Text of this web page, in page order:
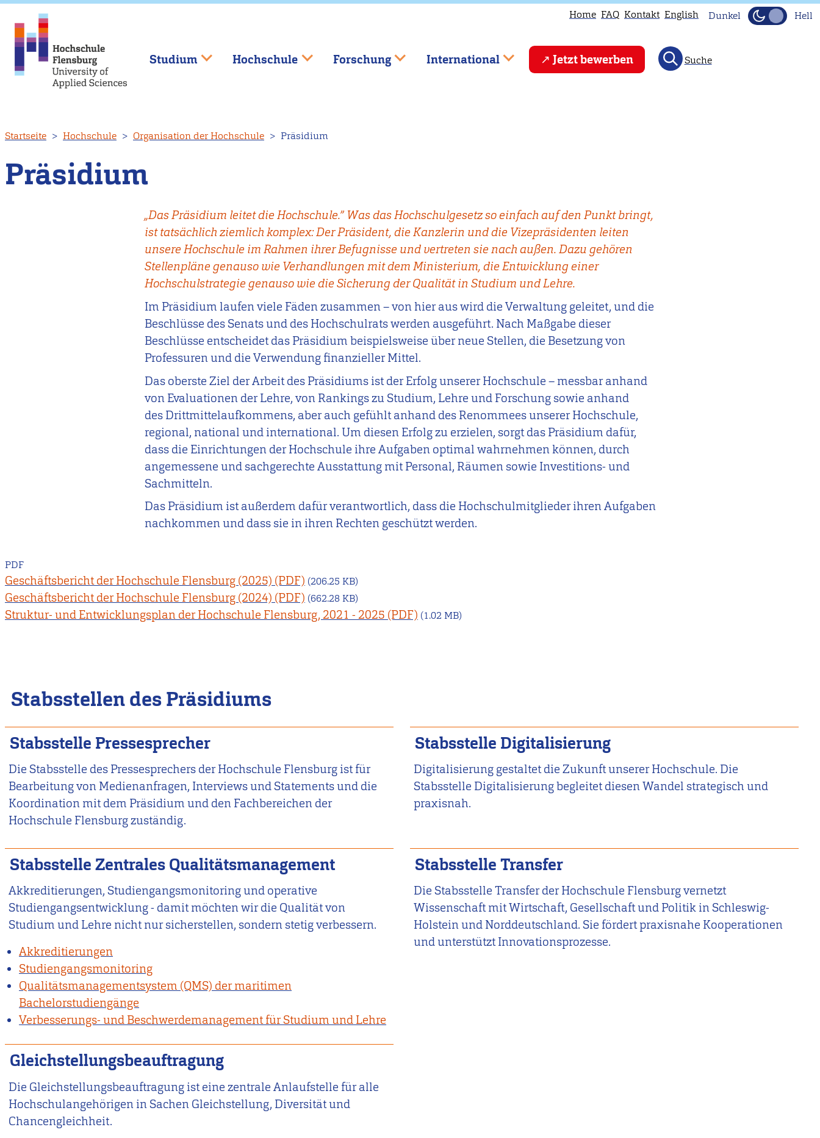
zum
Inhalt
Home FAQ Kontakt English Dunkel Hell
Studium Hochschule Forschung International Jetzt bewerben Suche
Startseite Hochschule Organisation der Hochschule Präsidium
Präsidium
„Das Präsidium leitet die Hochschule.” Was das Hochschulgesetz so einfach auf den Punkt bringt,
ist tatsächlich ziemlich komplex: Der Präsident, die Kanzlerin und die Vizepräsidenten leiten
unsere Hochschule im Rahmen ihrer Befugnisse und vertreten sie nach außen. Dazu gehören
Stellenpläne genauso wie Verhandlungen mit dem Ministerium, die Entwicklung einer
Hochschulstrategie genauso wie die Sicherung der Qualität in Studium und Lehre.
Im Präsidium laufen viele Fäden zusammen – von hier aus wird die Verwaltung geleitet, und die
Beschlüsse des Senats und des Hochschulrats werden ausgeführt. Nach Maßgabe dieser
Beschlüsse entscheidet das Präsidium beispielsweise über neue Stellen, die Besetzung von
Professuren und die Verwendung finanzieller Mittel.
Das oberste Ziel der Arbeit des Präsidiums ist der Erfolg unserer Hochschule – messbar anhand
von Evaluationen der Lehre, von Rankings zu Studium, Lehre und Forschung sowie anhand
des Drittmittelaufkommens, aber auch gefühlt anhand des Renommees unserer Hochschule,
regional, national und international. Um diesen Erfolg zu erzielen, sorgt das Präsidium dafür,
dass die Einrichtungen der Hochschule ihre Aufgaben optimal wahrnehmen können, durch
angemessene und sachgerechte Ausstattung mit Personal, Räumen sowie Investitions- und
Sachmitteln.
Das Präsidium ist außerdem dafür verantwortlich, dass die Hochschulmitglieder ihren Aufgaben
nachkommen und dass sie in ihren Rechten geschützt werden.
PDF
Geschäftsbericht der Hochschule Flensburg (2025) (206.25 KB)
Geschäftsbericht der Hochschule Flensburg (2024) (662.28 KB)
Struktur- und Entwicklungsplan der Hochschule Flensburg, 2021 - 2025 (1.02 MB)
Stabsstellen des Präsidiums
Stabsstelle Pressesprecher
Die Stabsstelle des Pressesprechers der Hochschule Flensburg ist für
Bearbeitung von Medienanfragen, Interviews und Statements und die
Koordination mit dem Präsidium und den Fachbereichen der
Hochschule Flensburg zuständig.
Stabsstelle Digitalisierung
Digitalisierung gestaltet die Zukunft unserer Hochschule. Die
Stabsstelle Digitalisierung begleitet diesen Wandel strategisch und
praxisnah.
Stabsstelle Zentrales Qualitätsmanagement
Akkreditierungen, Studiengangsmonitoring und operative
Studiengangsentwicklung - damit möchten wir die Qualität von
Studium und Lehre nicht nur sicherstellen, sondern stetig verbessern.
Akkreditierungen
Studiengangsmonitoring
Qualitätsmanagementsystem (QMS) der maritimen
Bachelorstudiengänge
Verbesserungs- und Beschwerdemanagement für Studium und Lehre
Stabsstelle Transfer
Die Stabsstelle Transfer der Hochschule Flensburg vernetzt
Wissenschaft mit Wirtschaft, Gesellschaft und Politik in Schleswig-
Holstein und Norddeutschland. Sie fördert praxisnahe Kooperationen
und unterstützt Innovationsprozesse.
Gleichstellungsbeauftragung
Die Gleichstellungsbeauftragung ist eine zentrale Anlaufstelle für alle
Hochschulangehörigen in Sachen Gleichstellung, Diversität und
Chancengleichheit.